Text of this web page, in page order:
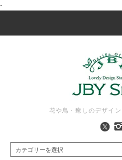
-
花や鳥・癒しのデザイ